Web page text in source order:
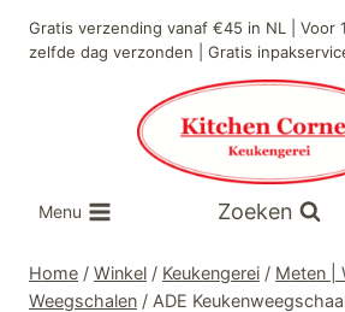
naar
Gratis verzending vanaf €45 in NL | Voor
zelfde dag verzonden | Gratis
Menu Zoeken
Home / Winkel / Keukengerei / Meten |
Weegschalen / ADE